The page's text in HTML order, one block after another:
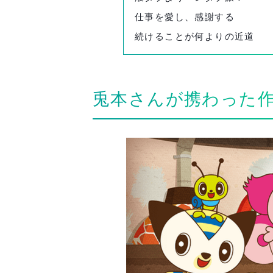
仕事を愛し、感謝する
続けることが何よりの近道
兎本さんが携わった